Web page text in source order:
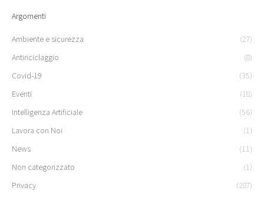
Argomenti
Ambiente e sicurezza
(27)
Antiriciclaggio
(8)
Covid-19
(35)
Eventi
(18)
Intelligenza Artificiale
(56)
Lavora con Noi
(1)
News
(11)
Non categorizzato
(1)
Privacy
(287)